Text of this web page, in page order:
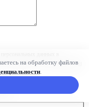
и принимаю условия Политики
на обработку файлов
.